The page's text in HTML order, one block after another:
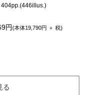
404pp.(446illus.)
円(本体19,790円 ＋ 税)
る